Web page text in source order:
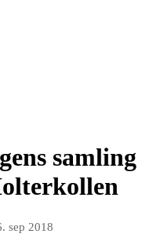
samling
sep 2018